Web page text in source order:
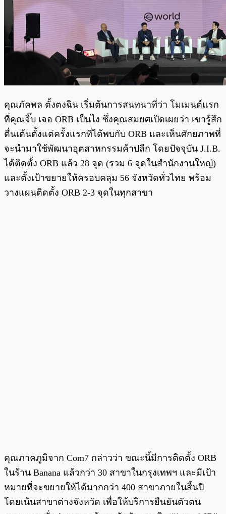
คุณภัคพล ตั้งตงฉิน เริ่มต้นการสนทนาที่ว่า โมเมนต์แรก
ที่คุณจิ๊บ เจอ ORB เป็นไง ซึ่งคุณสมยศเปิดเผยว่า เขารู้สึก
ตื่นเต้นตั้งแต่ครั้งแรกที่ได้พบกับ ORB และเห็นศักยภาพที่
จะนำมาใช้พัฒนาอุตสาหกรรมค้าปลีก โดยปัจจุบัน J.I.B.
ได้ติดตั้ง ORB แล้ว 28 จุด (รวม 6 จุดในสำนักงานใหญ่)
และตั้งเป้าขยายให้ครอบคลุม 56 จังหวัดทั่วไทย พร้อม
วางแผนติดตั้ง ORB 2-3 จุดในทุกสาขา
คุณภาคภูมิจาก Com7 กล่าวว่า ขณะนี้มีการติดตั้ง ORB
ในร้าน Banana แล้วกว่า 30 สาขาในกรุงเทพฯ และมีเป้า
หมายที่จะขยายให้ได้มากกว่า 400 สาขาภายในสิ้นปี
โดยเน้นสาขาต่างจังหวัด เพื่อให้บริการยืนยันตัวตน